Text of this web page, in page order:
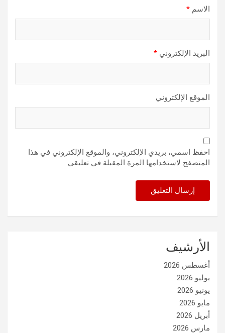
الاسم *
البريد الإلكتروني *
الموقع الإلكتروني
احفظ اسمي، بريدي الإلكتروني، والموقع الإلكتروني في هذا
المتصفح لاستخدامها المرة المقبلة في تعليقي.
الأرشيف
أغسطس 2026
يوليو 2026
يونيو 2026
مايو 2026
أبريل 2026
مارس 2026